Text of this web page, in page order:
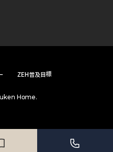
ZEH普及目標
Home.